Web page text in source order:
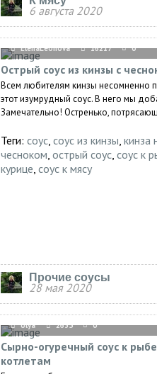
6 августа 2020
ElenaLeonova 16217 0
Острый соус из кинзы с
Всем любителям кинзы несомненно
этот изумрудный соус. В него мы
Замечательно! Остренько,
Теги: соус, соус из кинзы, кинза
чесноком, острый соус, соус к
курице, соус к мясу
Прочие соусы
28 мая 2020
olya 2635 0
Сырно-огуречный соус к
котлетам